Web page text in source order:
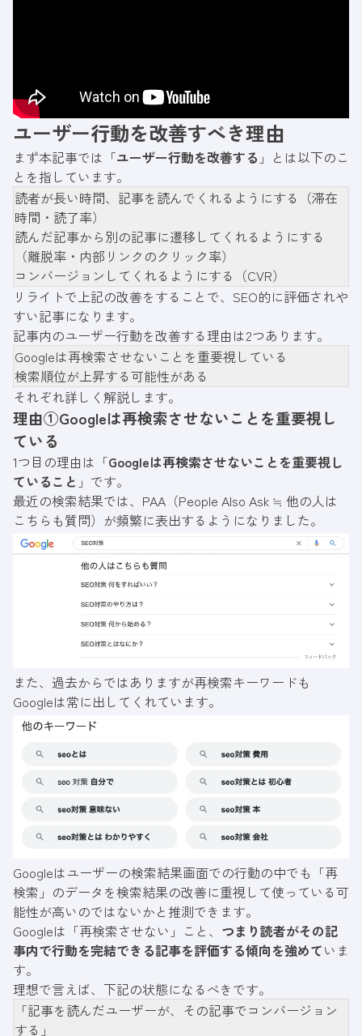
ユーザー行動を改善すべき理由
まず本記事では「ユーザー行動を改善する 」とは以下のこ
とを指しています。
読者が長い時間、記事を読んでくれるようにする（滞在
時間・読了率）
読んだ記事から別の記事に遷移してくれるようにする
（離脱率・内部リンクのクリック率）
コンバージョンしてくれるようにする（CVR）
リライトで上記の改善をすることで、SEO的に評価されや
すい記事になります。
記事内のユーザー行動を改善する理由は2つあります。
Googleは再検索させないことを重要視している
検索順位が上昇する可能性がある
それぞれ詳しく解説します。
理由①Googleは再検索させないことを重要視し
ている
1つ目の理由は「Googleは再検索させないことを重要視し
ていること 」です。
最近の検索結果では、PAA（People Also Ask ≒ 他の人は
こちらも質問）が頻繁に表出するようになりました。
また、過去からではありますが再検索キーワードも
Googleは常に出してくれています。
Googleはユーザーの検索結果画面での行動の中でも「再
検索」のデータを検索結果の改善に重視して使っている可
能性が高いのではないかと推測できます。
Googleは「再検索させない」こと、 つまり読者がその記
事内で行動を完結できる記事を評価する傾向を強めていま
す。
理想で言えば、下記の状態になるべきです。
「記事を読んだユーザーが、その記事でコンバージョン
する」